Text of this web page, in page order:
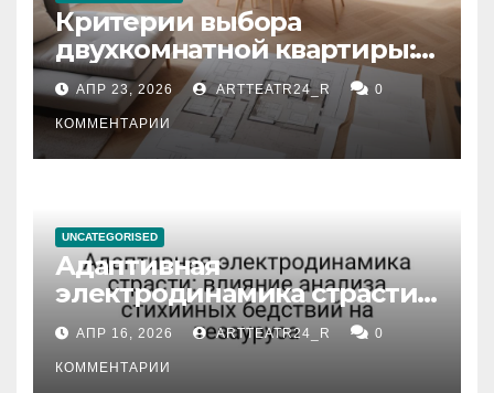
Критерии выбора
двухкомнатной квартиры:
планировка, площадь,
состояние и документация
АПР 23, 2026 ARTTEATR24_R 0
КОММЕНТАРИИ
UNCATEGORISED
Адаптивная
электродинамика страсти:
влияние анализа
стихийных бедствий на
тезауруса
АПР 16, 2026 ARTTEATR24_R 0
КОММЕНТАРИИ